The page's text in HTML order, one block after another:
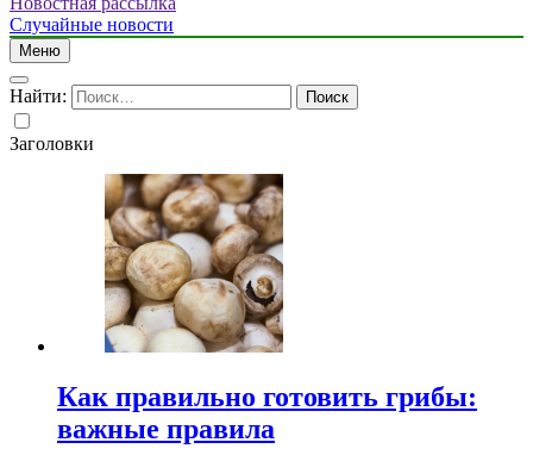
Случайные новости
Меню
Найти:
Заголовки
Как правильно готовить грибы:
важные правила